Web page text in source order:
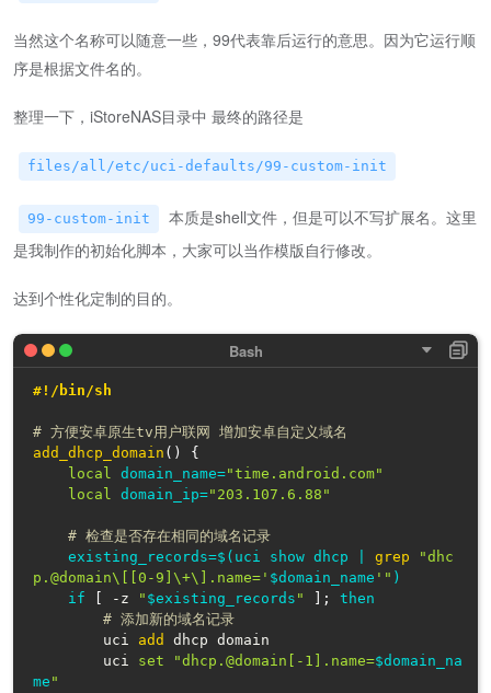
当然这个名称可以随意一些，99代表靠后运行的意思。因为它运行顺
序是根据文件名的。
整理一下，iStoreNAS目录中 最终的路径是
files/all/etc/uci-defaults/99-custom-init
99-custom-init
本质是shell文件，但是可以不写扩展名。这里
是我制作的初始化脚本，大家可以当作模版自行修改。
达到个性化定制的目的。
#!/bin/sh
# 方便安卓原生tv用户联网 增加安卓自定义域名
add_dhcp_domain ( )
{
local domain_name="time.android.com"
local domain_ip="203.107.6.88"
# 检查是否存在相同的域名记录
existing_records=$( uci show dhcp grep
"dhc
p.@domain\[[0-9]\+\].name=' $domain_name '" )
if
-z " $existing_records " ;
then
# 添加新的域名记录
        uci
add
dhcp domain
        uci
set "dhcp.@domain[-1].name=$domain_na
me "